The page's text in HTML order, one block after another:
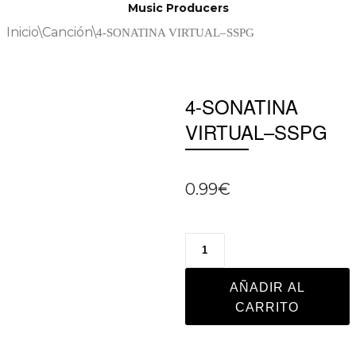
Music Producers
Inicio\Canción\4-SONATINA VIRTUAL–SSPG
4-SONATINA
VIRTUAL–SSPG
0.99€
AÑADIR AL
CARRITO